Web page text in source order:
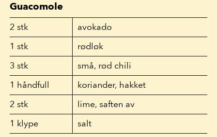
Guacomole
2 stk
avokado
1 stk
rødløk
3 stk
små, rød chili
1 håndfull
koriander, hakket
2 stk
lime, saften av
1 klype salt